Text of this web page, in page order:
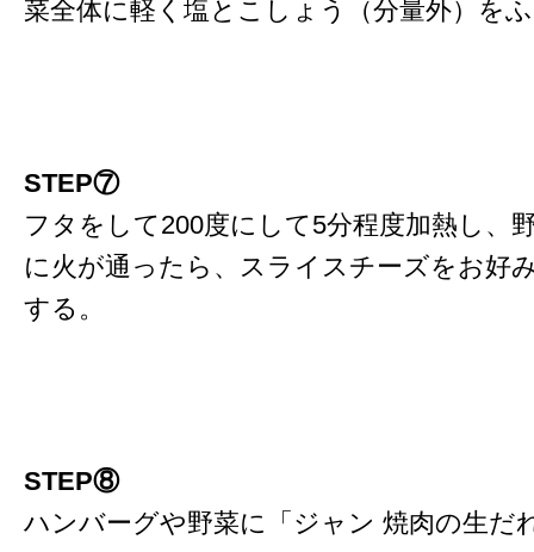
菜全体に軽く塩とこしょう（分量外）を
STEP⑦
フタをして200度にして5分程度加熱し、
に火が通ったら、スライスチーズをお好
する。
STEP⑧
ハンバーグや野菜に「ジャン 焼肉の生だ